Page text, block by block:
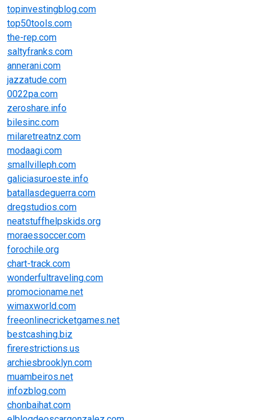
topinvestingblog.com
top50tools.com
the-rep.com
saltyfranks.com
annerani.com
jazzatude.com
0022pa.com
zeroshare.info
bilesinc.com
milaretreatnz.com
modaagi.com
smallvilleph.com
galiciasuroeste.info
batallasdeguerra.com
dregstudios.com
neatstuffhelpskids.org
moraessoccer.com
forochile.org
chart-track.com
wonderfultraveling.com
promocioname.net
wimaxworld.com
freeonlinecricketgames.net
bestcashing.biz
firerestrictions.us
archiesbrooklyn.com
muambeiros.net
infozblog.com
chonbaihat.com